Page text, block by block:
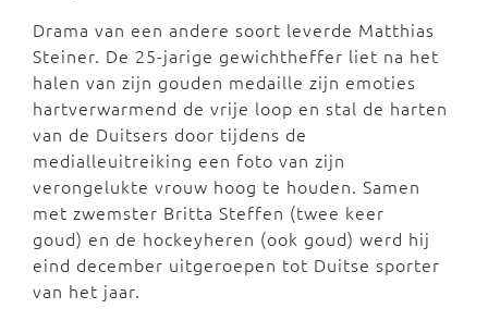
Drama van een andere soort leverde Matthias
Steiner. De 25-jarige gewichtheffer liet na het
halen van zijn gouden medaille zijn emoties
hartverwarmend de vrije loop en stal de harten
van de Duitsers door tijdens de
medialleuitreiking een foto van zijn
verongelukte vrouw hoog te houden. Samen
met zwemster Britta Steffen (twee keer
goud) en de hockeyheren (ook goud) werd hij
eind december uitgeroepen tot Duitse sporter
van het jaar.